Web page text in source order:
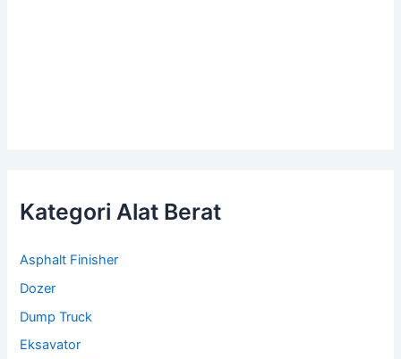
Kategori Alat Berat
Asphalt Finisher
Dozer
Dump Truck
Eksavator